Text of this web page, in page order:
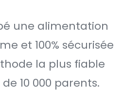
une alimentation
et 100% sécurisée
la plus fiable
10 000 parents.